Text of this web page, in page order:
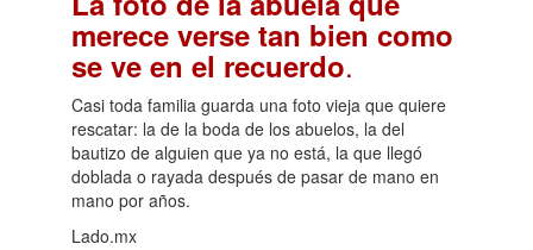
merece verse tan bien como
se ve en el recuerdo.
Casi toda familia guarda una foto vieja que quiere
rescatar: la de la boda de los abuelos, la del
bautizo de alguien que ya no está, la que llegó
doblada o rayada después de pasar de mano en
mano por años.
Lado.mx